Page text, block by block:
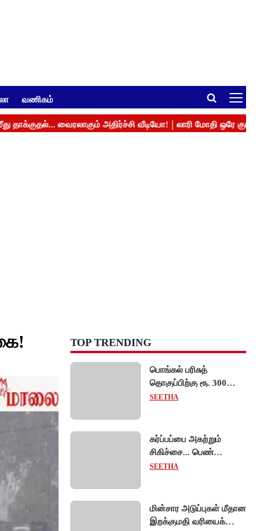
வணிகம்
TOP TRENDING
பொங்கல் பரிசுத்
தொகுப்பிற்கு ரூ. 300
கோடி ஒதுக்கீடு:
SEETHA
கர்ப்பப்பை அகற்றும்
சிகிச்சை... பெண்
ஊழியர்களுக்கு
அதிரடி உத்தரவு!
SEETHA
மின்சார அடுப்புகள் மீதான
இறக்குமதி வரியைக்